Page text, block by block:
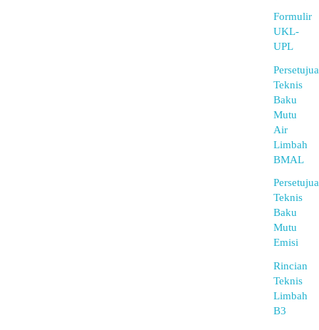
Formulir
UKL-
UPL
Teknis
Baku
Mutu
Air
Limbah
BMAL
Teknis
Baku
Mutu
Emisi
Rincian
Teknis
Limbah
B3